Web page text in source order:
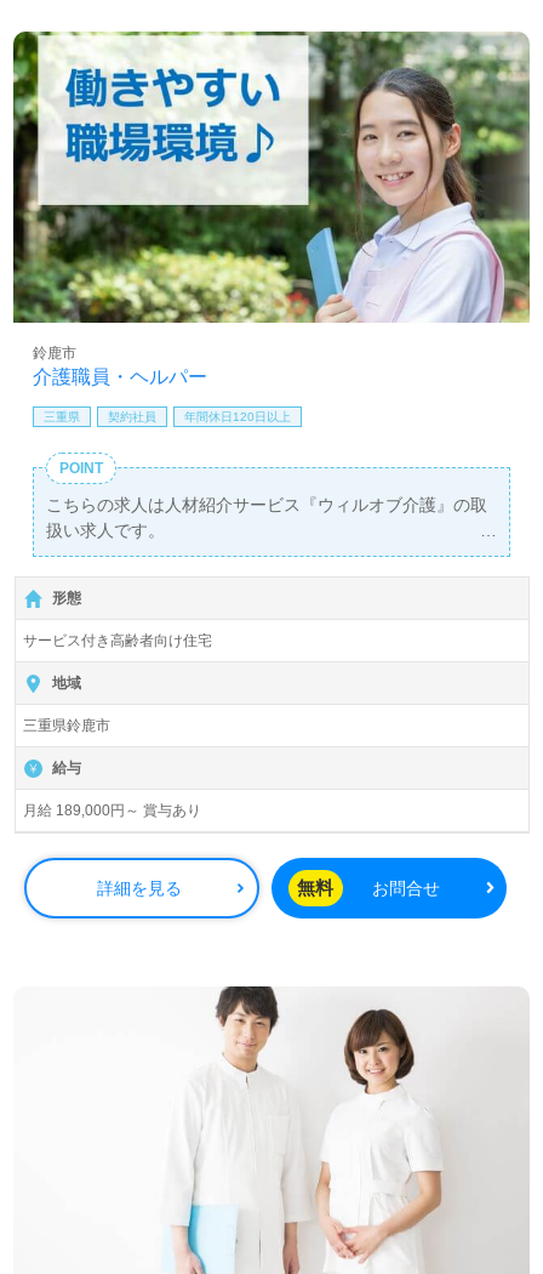
介護職員・ヘルパー
鈴鹿市
三重県 契約社員 年間休日120日以上
POINT
こちらの求人は人材紹介サービス『ウィルオブ介護』の取
扱い求人です。
詳細に関してお気軽にご相談ください♪
【無料】で皆さんの転職活動をサポートいたします。
形態
サービス付き高齢者向け住宅
地域
三重県鈴鹿市
給与
月給 189,000円～ 賞与あり
詳細を見る 無料 お問合せ